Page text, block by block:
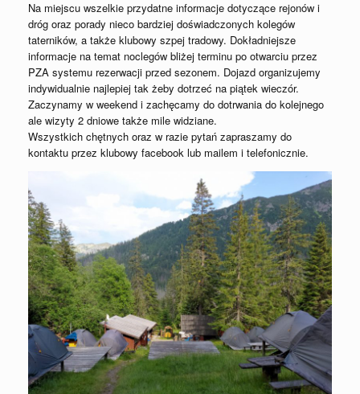
Na miejscu wszelkie przydatne informacje dotyczące rejonów i
dróg oraz porady nieco bardziej doświadczonych kolegów
taterników, a także klubowy szpej tradowy. Dokładniejsze
informacje na temat noclegów bliżej terminu po otwarciu przez
PZA systemu rezerwacji przed sezonem. Dojazd organizujemy
indywidualnie najlepiej tak żeby dotrzeć na piątek wieczór.
Zaczynamy w weekend i zachęcamy do dotrwania do kolejnego
ale wizyty 2 dniowe także mile widziane.
Wszystkich chętnych oraz w razie pytań zapraszamy do
kontaktu przez klubowy facebook lub mailem i telefonicznie.